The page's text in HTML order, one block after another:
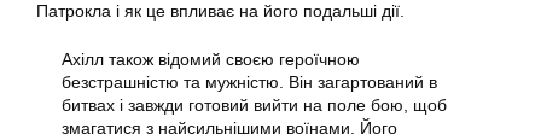
Патрокла і як це впливає на його подальші дії.
Ахілл також відомий своєю героїчною
безстрашністю та мужністю. Він загартований в
битвах і завжди готовий вийти на поле бою, щоб
змагатися з найсильнішими воїнами. Його